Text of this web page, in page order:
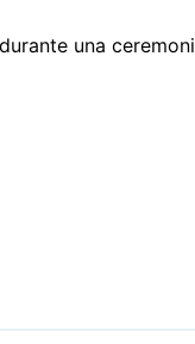
una